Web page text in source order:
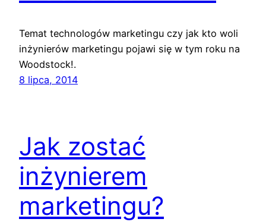
Temat technologów marketingu czy jak kto woli
inżynierów marketingu pojawi się w tym roku na
Woodstock!.
8 lipca, 2014
Jak zostać
inżynierem
marketingu?